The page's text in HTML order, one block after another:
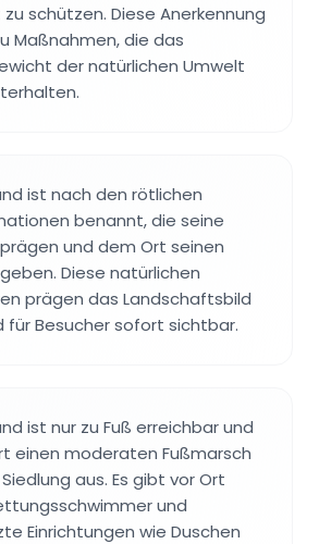
schützen. Diese Anerkennung
Maßnahmen, die das
der natürlichen Umwelt
ist nach den rötlichen
benannt, die seine
und dem Ort seinen
Diese natürlichen
prägen das Landschaftsbild
für Besucher sofort sichtbar.
ist nur zu Fuß erreichbar und
einen moderaten Fußmarsch
aus. Es gibt vor Ort
und
Einrichtungen wie Duschen